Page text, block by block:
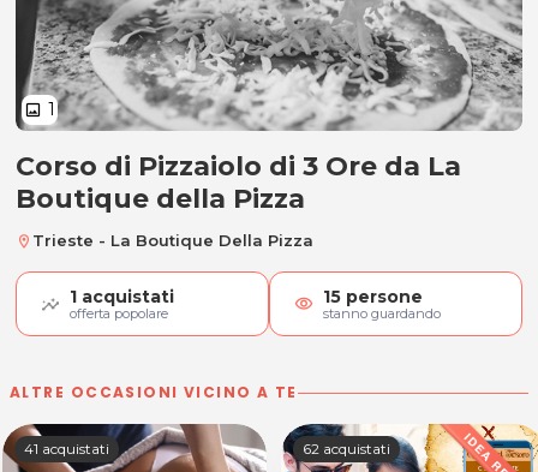
image 1
Corso di Pizzaiolo di 3 Ore
Corso di Pizzaiolo di 3 Ore da La
Boutique della Pizza
location_on Trieste - La Boutique Della Pizza
1 acquistati
offerta popolare visibility 15 persone
stanno guardando
ALTRE OCCASIONI VICINO A TE
41 acquistati 62 acquistati